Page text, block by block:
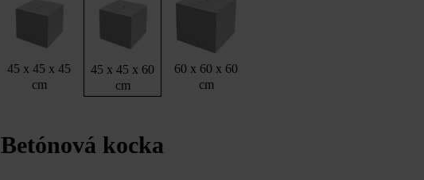
45 x 45 x 45
cm
45 x 45 x 60
cm
60 x 60 x 60
cm
Betónová kocka